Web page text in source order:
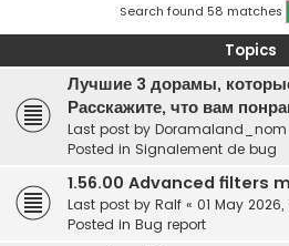
Search found 58 matches
Topics
Лучшие 3 дорамы,
Расскажите, что вам
Last post by Doramaland_nom
Posted in Signalement de bug
1.56.00 Advanced filters
Last post by Ralf « 01 May 2026,
Posted in Bug report